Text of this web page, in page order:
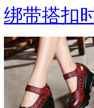
绑带搭扣